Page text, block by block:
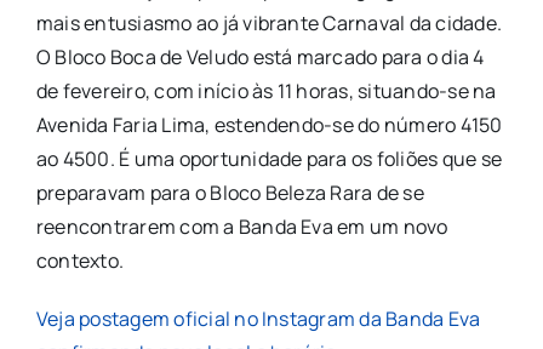
mais entusiasmo ao já vibrante Carnaval da cidade.
O Bloco Boca de Veludo está marcado para o dia 4
de fevereiro, com início às 11 horas, situando-se na
Avenida Faria Lima, estendendo-se do número 4150
ao 4500. É uma oportunidade para os foliões que se
preparavam para o Bloco Beleza Rara de se
reencontrarem com a Banda Eva em um novo
contexto.
Veja postagem oficial no Instagram da Banda Eva